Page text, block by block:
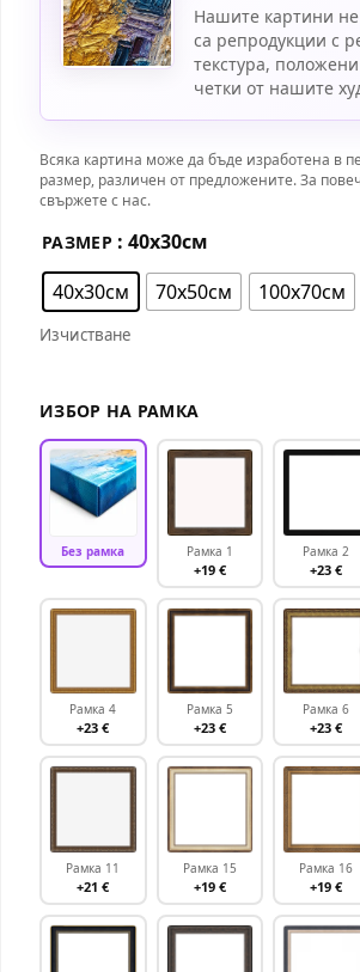
Нашите картини
са репродукции с
текстура,
четки от нашите
Всяка картина може да бъде изработена в
размер, различен от предложените. За
свържете с нас.
РАЗМЕР : 40х30см
40х30см
70х50см 100х70см
Изчистване
ИЗБОР НА РАМКА
Без рамка Рамка 1
+19 €
Рамка 2
+23 €
Рамка 4
+23 €
Рамка 5
+23 €
Рамка 6
+23 €
Рамка 11
+21 €
Рамка 15
+19 €
Рамка 16
+19 €